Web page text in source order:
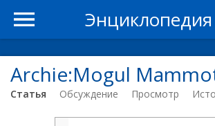
Энциклопедия
Archie:Mogul
Статья Обсуждение Просмотр